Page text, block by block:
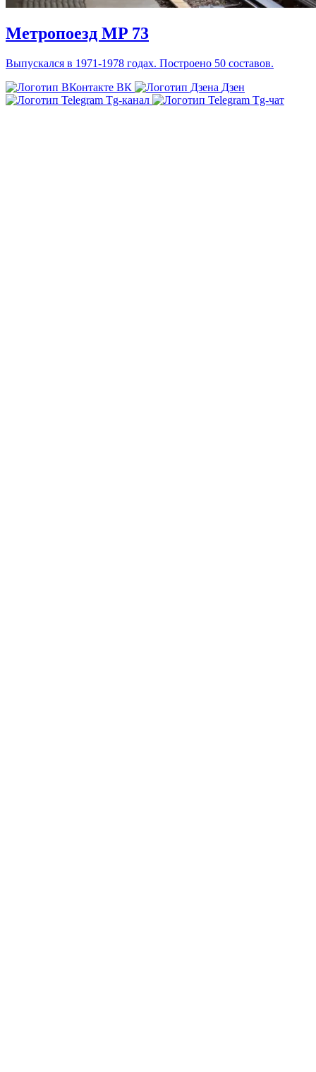
Метропоезд MP 73
Выпускался в 1971-1978 годах. Построено 50 составов.
ВК
Дзен
Tg-канал
Tg-чат